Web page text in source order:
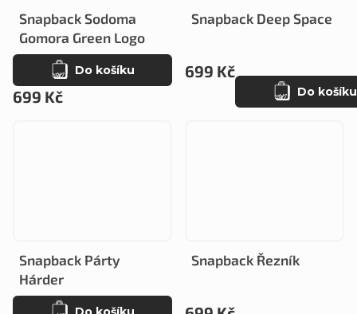
Snapback Sodoma
Gomora Green Logo
699 Kč
Do košíku
Snapback Deep Space
699 Kč
Do košíku
Snapback Párty
Hárder
Snapback Řezník